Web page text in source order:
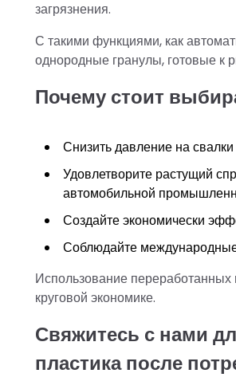
загрязнения.
С такими функциями, как
однородные гранулы, готовые к
Почему стоит
Снизить давление на
Удовлетворите растущий
автомобильной
Создайте экономически
Соблюдайте международные
Использование
круговой экономике.
Свяжитесь с нами
пластика после